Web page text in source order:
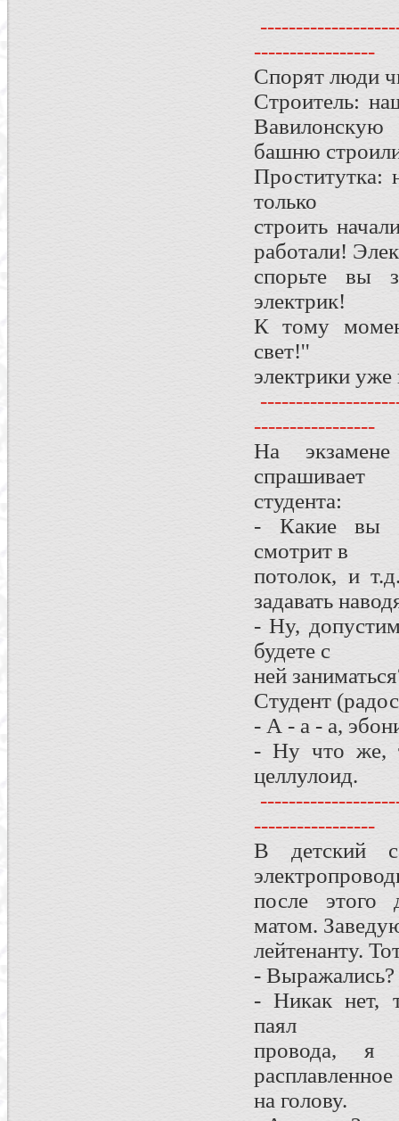
-----------------
Спорят люди
Строитель:
Вавилонскую
башню
Проститутка:
только
строить
работали!
спорьте вы
электрик!
К тому
свет!''
электрики
-----------------
На экзамене
спрашивает
студента:
- Какие вы
смотрит в
потолок, и
задавать
- Ну,
будете с
ней
Студент
- А - а - а,
- Ну что же,
целлулоид.
-----------------
В детский
после этого
матом.
лейтенанту.
- Выражались?
- Никак нет,
паял
провода, я
на голову.